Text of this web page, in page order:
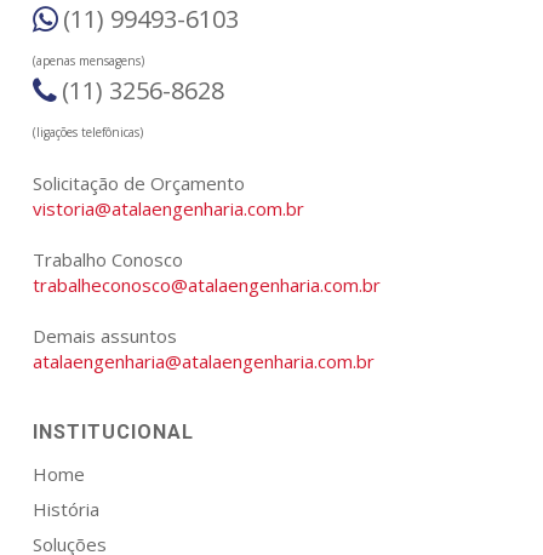
(11) 99493-6103
(apenas mensagens)
(11) 3256-8628
(ligações telefônicas)
Solicitação de Orçamento
vistoria@atalaengenharia.com.br
Trabalho Conosco
trabalheconosco@atalaengenharia.com.br
Demais assuntos
atalaengenharia@atalaengenharia.com.br
INSTITUCIONAL
Home
História
Soluções